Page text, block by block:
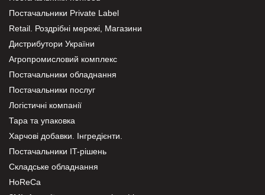
Постачальники Private Label
Retail. Роздрібні мережі, Магазини
Дистрибутори України
Агропромисловий комплекс
Постачальники обладнання
Постачальники послуг
Логістичні компанії
Тара та упаковка
Харчові добавки. Інгредієнти.
Постачальники IT-рішень
Складське обладнання
HoReCa